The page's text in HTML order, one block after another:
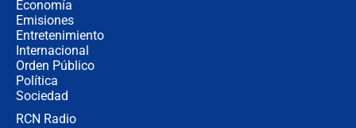
Economía
Emisiones
Entretenimiento
Internacional
Orden Público
Política
Sociedad
RCN Radio